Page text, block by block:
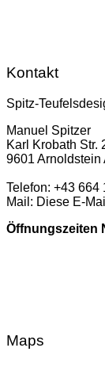
Kontakt
Spitz-
Manuel Spitzer
Karl Krobath Str.
9601 Arnoldstein
Telefon: +43 664
Mail: Diese E-
Öffnungszeiten
Maps